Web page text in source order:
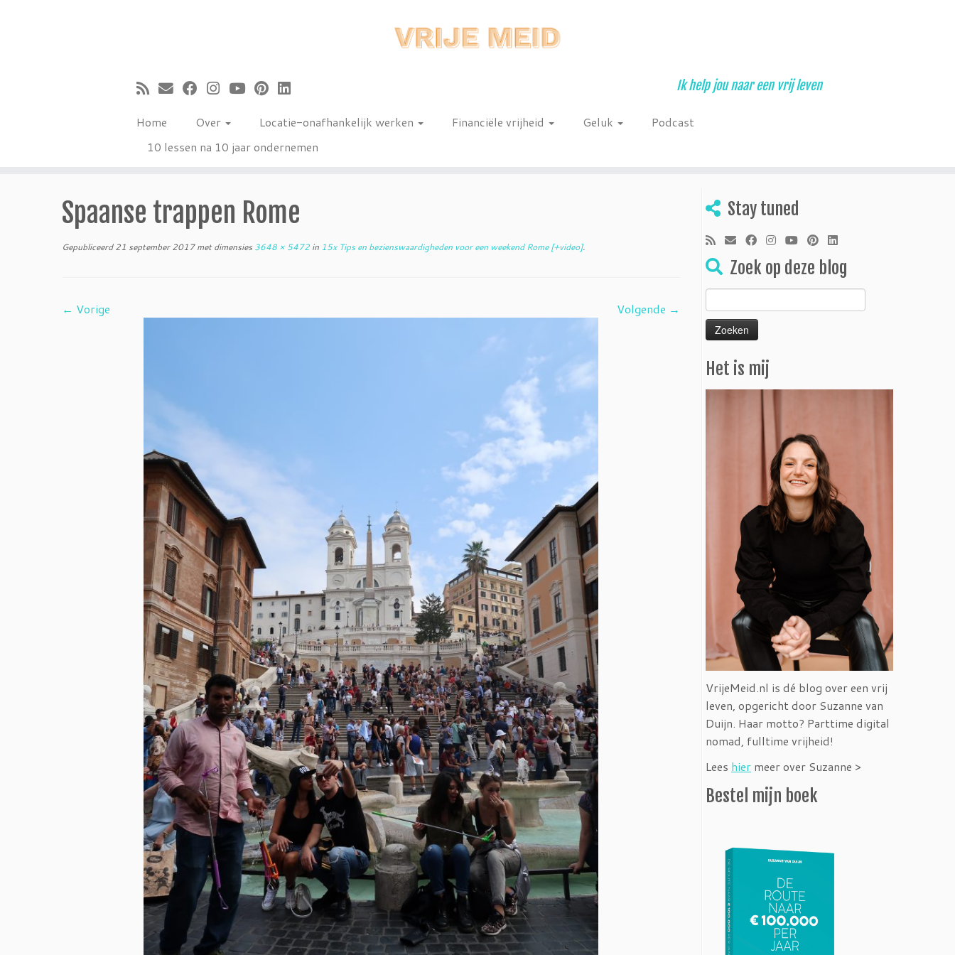
Ik help jou naar een vrij leven
Home Over Locatie-onafhankelijk werken Financiële vrijheid Geluk
Podcast
10 lessen na 10 jaar ondernemen
Spaanse trappen Rome
Gepubliceerd 21 september 2017met dimensies 3648 × 5472 in 15x Tips en bezienswaardigheden voor een weekend Rome [+video].
← Vorige Volgende →
Stay tuned
Zoek op deze blog
Zoeken
naar:
Het is mij
VrijeMeid.nl is dé blog over een vrij
leven, opgericht door Suzanne van
Duijn. Haar motto? Parttime digital
nomad, fulltime vrijheid!
Lees hier meer over Suzanne >
Bestel mijn boek